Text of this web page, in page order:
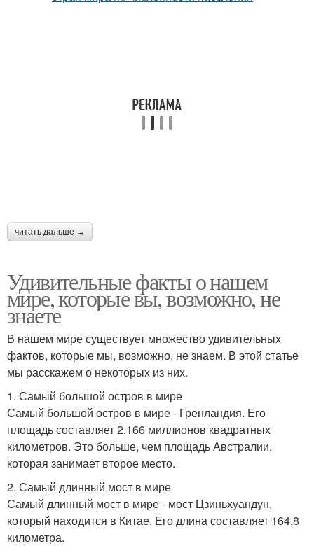
читать дальше →
Удивительные факты о нашем
мире, которые вы, возможно, не
знаете
В нашем мире существует множество удивительных
фактов, которые мы, возможно, не знаем. В этой статье
мы расскажем о некоторых из них.
1. Самый большой остров в мире
Самый большой остров в мире - Гренландия. Его
площадь составляет 2,166 миллионов квадратных
километров. Это больше, чем площадь Австралии,
которая занимает второе место.
2. Самый длинный мост в мире
Самый длинный мост в мире - мост Цзиньхуандун,
который находится в Китае. Его длина составляет 164,8
километра.